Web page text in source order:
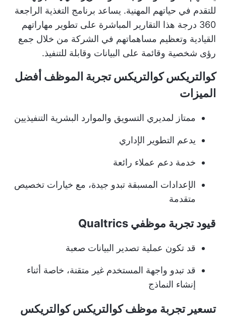
للتقدم في حياتهم المهنية. يساعد برنامج التغذية الراجعة
360 درجة هذا التقارير المباشرة على تطوير مهاراتهم
القيادية وتعظيم مساهماتهم في الشركة من خلال جمع
رؤى شخصية وقائمة على البيانات وقابلة للتنفيذ.
كوالتريكس كوالتريكس تجربة الموظف أفضل
الميزات
ممتاز لمديري التسويق والموارد البشرية التنفيذيين
يدعم التطوير الإداري
خدمة دعم عملاء رائعة
الإعدادات المسبقة تبدو جيدة، مع خيارات تخصيص
متقدمة
قيود تجربة موظفي Qualtrics
قد تكون عملية تصدير البيانات صعبة
قد تبدو واجهة المستخدم غير متقنة، خاصة أثناء
إنشاء النماذج
تسعير تجربة موظف كوالتريكس كوالتريكس